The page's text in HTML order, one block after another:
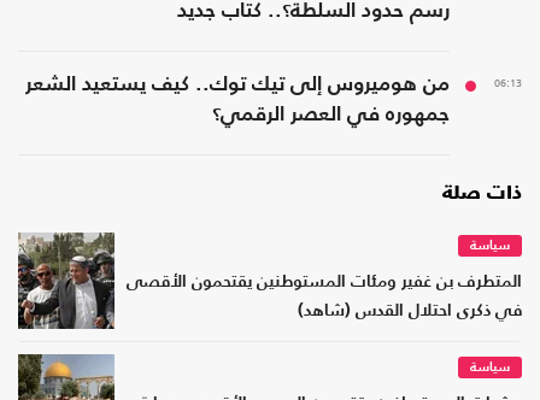
رسم حدود السلطة؟.. كتاب جديد
06:13
من هوميروس إلى تيك توك.. كيف يستعيد الشعر
جمهوره في العصر الرقمي؟
ذات صلة
سياسة
المتطرف بن غفير ومئات المستوطنين يقتحمون الأقصى
في ذكرى احتلال القدس (شاهد)
سياسة